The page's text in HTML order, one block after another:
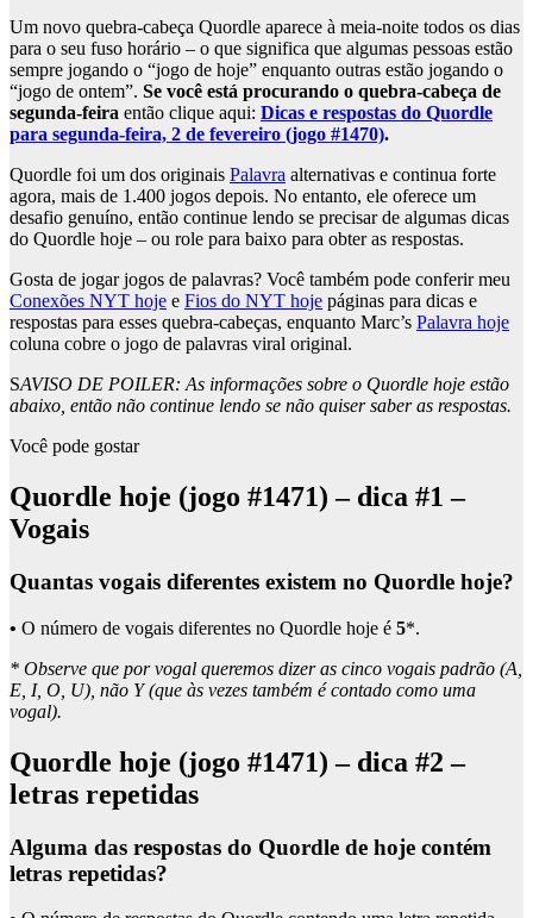
Um novo quebra-cabeça Quordle aparece à meia-noite todos os dias
para o seu fuso horário – o que significa que algumas pessoas estão
sempre jogando o “jogo de hoje” enquanto outras estão jogando o
“jogo de ontem”. Se você está procurando o quebra-cabeça de
segunda-feira então clique aqui: Dicas e respostas do Quordle
para segunda-feira, 2 de fevereiro (jogo #1470).
Quordle foi um dos originais Palavra alternativas e continua forte
agora, mais de 1.400 jogos depois. No entanto, ele oferece um
desafio genuíno, então continue lendo se precisar de algumas dicas
do Quordle hoje – ou role para baixo para obter as respostas.
Gosta de jogar jogos de palavras? Você também pode conferir meu
Conexões NYT hoje e Fios do NYT hoje páginas para dicas e
respostas para esses quebra-cabeças, enquanto Marc’s Palavra hoje
coluna cobre o jogo de palavras viral original.
SAVISO DE POILER: As informações sobre o Quordle hoje estão
abaixo, então não continue lendo se não quiser saber as respostas.
Você pode gostar
Quordle hoje (jogo #1471) – dica #1 –
Vogais
Quantas vogais diferentes existem no Quordle hoje?
• O número de vogais diferentes no Quordle hoje é 5*.
* Observe que por vogal queremos dizer as cinco vogais padrão (A,
E, I, O, U), não Y (que às vezes também é contado como uma
vogal).
Quordle hoje (jogo #1471) – dica #2 –
letras repetidas
Alguma das respostas do Quordle de hoje contém
letras repetidas?